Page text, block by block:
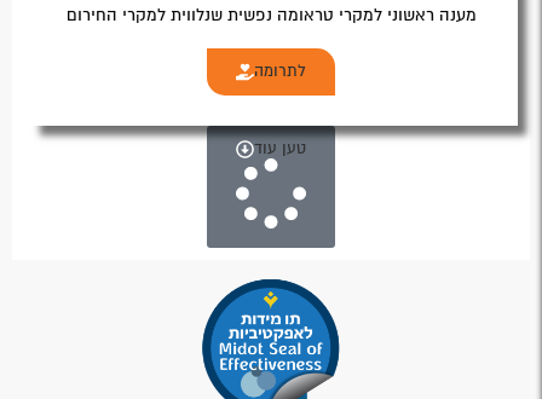
מענה ראשוני למקרי טראומה נפשית שנלווית למקרי החירום
לתרומה
טען עוד